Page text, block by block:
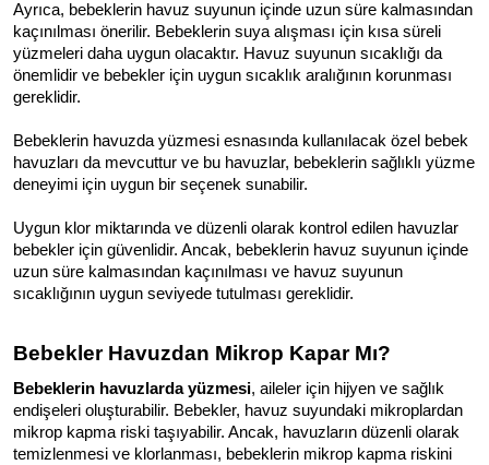
Ayrıca, bebeklerin havuz suyunun içinde uzun süre kalmasından
kaçınılması önerilir. Bebeklerin suya alışması için kısa süreli
yüzmeleri daha uygun olacaktır. Havuz suyunun sıcaklığı da
önemlidir ve bebekler için uygun sıcaklık aralığının korunması
gereklidir.
Bebeklerin havuzda yüzmesi esnasında kullanılacak özel bebek
havuzları da mevcuttur ve bu havuzlar, bebeklerin sağlıklı yüzme
deneyimi için uygun bir seçenek sunabilir.
Uygun klor miktarında ve düzenli olarak kontrol edilen havuzlar
bebekler için güvenlidir. Ancak, bebeklerin havuz suyunun içinde
uzun süre kalmasından kaçınılması ve havuz suyunun
sıcaklığının uygun seviyede tutulması gereklidir.
Bebekler Havuzdan Mikrop Kapar Mı?
Bebeklerin havuzlarda yüzmesi, aileler için hijyen ve sağlık
endişeleri oluşturabilir. Bebekler, havuz suyundaki mikroplardan
mikrop kapma riski taşıyabilir. Ancak, havuzların düzenli olarak
temizlenmesi ve klorlanması, bebeklerin mikrop kapma riskini